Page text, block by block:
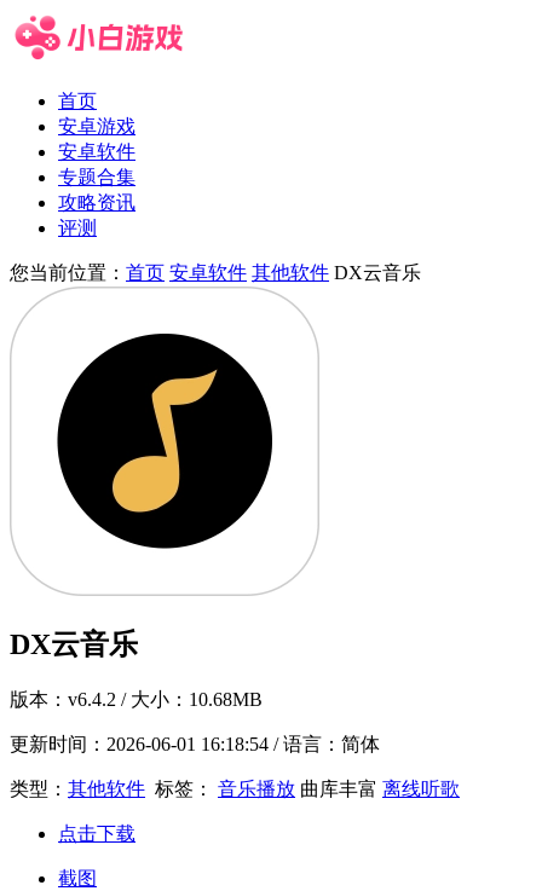
首页
安卓游戏
安卓软件
专题合集
攻略资讯
评测
您当前位置： 首页 安卓软件 其他软件 DX云音乐
DX云音乐
版本： v6.4.2 / 大小：10.68MB
更新时间： 2026-06-01 16:18:54 / 语言：简体
类型： 其他软件 标签： 音乐播放 曲库丰富 离线听歌
点击下载
截图